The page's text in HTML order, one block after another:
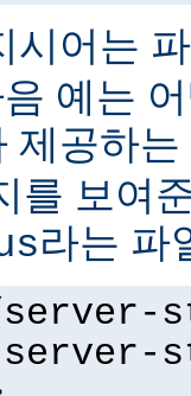
시어는
예는
제공하
를 보여
라는 파
server-